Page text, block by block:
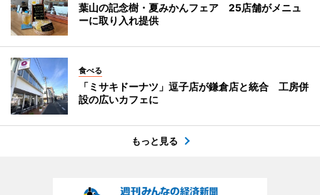
葉山の記念樹・夏みかんフェア 25店舗がメニュ
ーに取り入れ提供
食べる
「ミサキドーナツ」逗子店が鎌倉店と統合 工房併
設の広いカフェに
もっと見る